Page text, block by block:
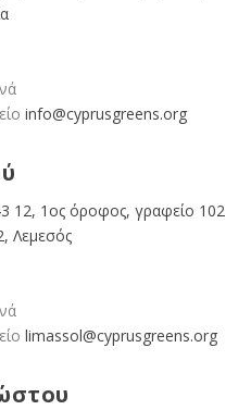
info@cyprusgreens.org
12, 1ος όροφος, γραφείο 102
Λεμεσός
limassol@cyprusgreens.org